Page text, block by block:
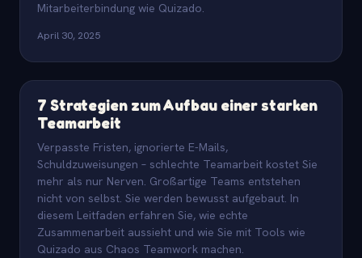
Mitarbeiterbindung wie Quizado.
April 30, 2025
7 Strategien zum Aufbau einer starken
Teamarbeit
Verpasste Fristen, ignorierte E-Mails,
Schuldzuweisungen – schlechte Teamarbeit kostet Sie
mehr als nur Nerven. Großartige Teams entstehen
nicht von selbst. Sie werden bewusst aufgebaut. In
diesem Leitfaden erfahren Sie, wie echte
Zusammenarbeit aussieht und wie Sie mit Tools wie
Quizado aus Chaos Teamwork machen.